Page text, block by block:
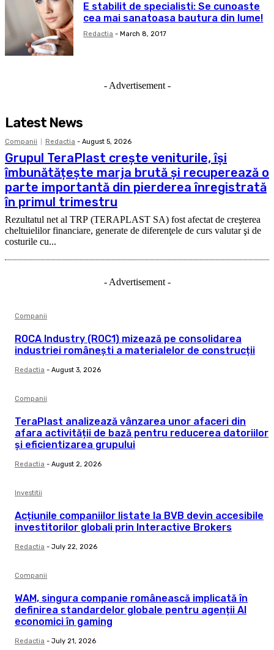
E stabilit de specialisti: Se cunoaste
cea mai sanatoasa bautura din lume!
Redactia - March 8, 2017
- Advertisement -
Latest News
Companii Redactia - August 5, 2026
Grupul TeraPlast crește veniturile, își
îmbunătățește marja brută și recuperează o
parte importantă din pierderea înregistrată
în primul trimestru
Rezultatul net al TRP (TERAPLAST SA) fost afectat de creşterea
cheltuielilor financiare, generate de diferenţele de curs valutar şi de
costurile cu...
- Advertisement -
Companii
ROCA Industry (ROC1) mizează pe consolidarea
industriei românești a materialelor de construcții
Redactia - August 3, 2026
Companii
TeraPlast analizează vânzarea unor afaceri din
afara activității de bază pentru reducerea datoriilor
și eficientizarea grupului
Redactia - August 2, 2026
Investitii
Acțiunile companiilor listate la BVB devin accesibile
investitorilor globali prin Interactive Brokers
Redactia - July 22, 2026
Companii
WAM, singura companie românească implicată în
definirea standardelor globale pentru agenții AI
economici în gaming
Redactia - July 21, 2026